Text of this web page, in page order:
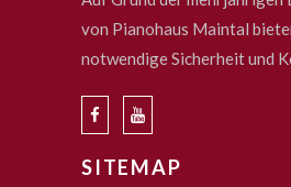
von Pianohaus Maintal
notwendige Sicherheit und
SITEMAP